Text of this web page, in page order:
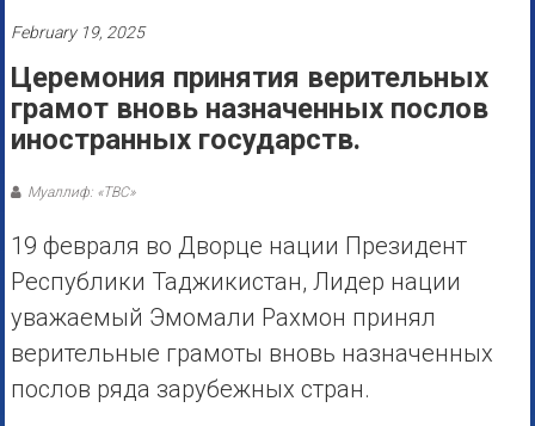
February 19, 2025
Церемония принятия верительных
грамот вновь назначенных послов
иностранных государств.
Муаллиф: «ТВС»
19 февраля во Дворце нации Президент
Республики Таджикистан, Лидер нации
уважаемый Эмомали Рахмон принял
верительные грамоты вновь назначенных
послов ряда зарубежных стран.